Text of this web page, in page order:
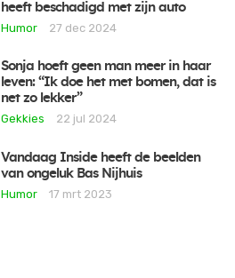
heeft beschadigd met zijn auto
Humor
27 dec 2024
Sonja hoeft geen man meer in haar
leven: “Ik doe het met bomen, dat is
net zo lekker”
Gekkies
22 jul 2024
Vandaag Inside heeft de beelden
van ongeluk Bas Nijhuis
Humor
17 mrt 2023